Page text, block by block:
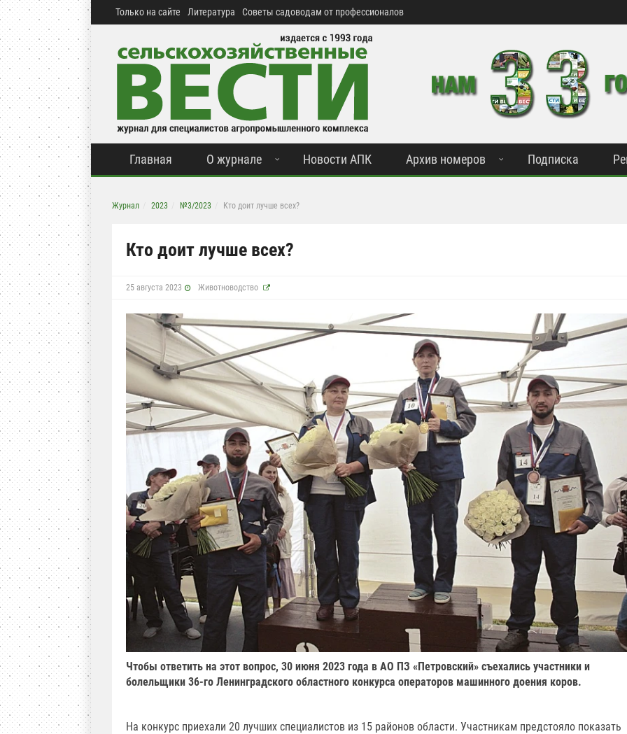
Только на сайте Литература Советы садоводам от профессионалов
Главная О журнале Новости АПК Архив номеров Подписка
Журнал 2023 №3/2023 Кто доит лучше всех?
Кто доит лучше всех?
25 августа 2023 Животноводство
Чтобы ответить на этот вопрос, 30 июня 2023 года в АО ПЗ «Петровский» съехались участники и
болельщики 36-го Ленинградского областного конкурса операторов машинного доения коров.
На конкурс приехали 20 лучших специалистов из 15 районов области. Участникам предстояло показать